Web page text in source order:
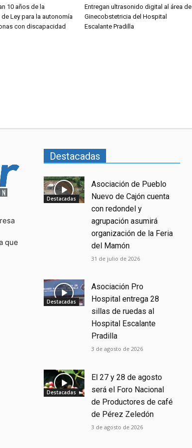
10 años de la
Ley para la autonomía
con discapacidad
Entregan ultrasonido digital al área de
Ginecobstetricia del Hospital
Escalante Pradilla
que
Destacadas
Destacadas
Asociación de Pueblo
Nuevo de Cajón cuenta
con redondel y
agrupación asumirá
organización de la Feria
del Mamón
31 de julio de 2026
Destacadas
Asociación Pro
Hospital entrega 28
sillas de ruedas al
Hospital Escalante
Pradilla
3 de agosto de 2026
Destacadas
El 27 y 28 de agosto
será el Foro Nacional
de Productores de café
de Pérez Zeledón
3 de agosto de 2026